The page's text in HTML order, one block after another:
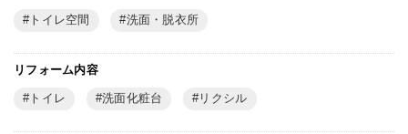
トイレ空間 洗面・脱衣所
リフォーム内容
トイレ 洗面化粧台 リクシル